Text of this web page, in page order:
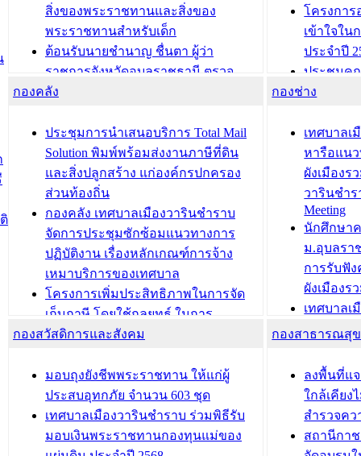
สิ่งของพระราชทานและสิ่งของ
พระราชทานสำหรับเด็ก
ต้อนรับนายชำนาญ ชื่นตา ผู้ว่า
ราชการจังหวัดอุบลราชธานี ตรวจ
ความเรียบร้อยของสถานที่ในการเตรี
องคมนตรี
สำนักทะเบียนท้องถิ่นเทศบาลเมือง
วารินชำราบ ดำเนินการมอบทะเบียน
บ้าน ทร.14 และบัตรประจำตัว
ประชาชนบุคคลประเภท 8 แก่บุคคลที่
ได้รับการเพิ่มชื่อในทะเบียนบ้าน
(ท.ร.14) กรณีคนไม่มีสัญชาติไทยได้รับ
อนุญาตให้มีถิ่นที่อยู่
ประชุมคณะกรรมการประเมินผลการ
ควบคุมภายในของ สำนัก/กอง/
โรงเรียน/ศูนย์พัฒนาเด็กเล็ก/สถานธนา
บทความ อื่นๆ ...
โครงกา
เข้าใจใน
ประจำปี
ประชุมค
ความเสี่ย
ประชุมที
ชีวา สร้า
ขับเคลื่อน
“เมืองแห่
บทความ อื่นๆ ...
กองคลัง
ประชุมการนำเสนอบริการ Total Mail
Solution พิมพ์พร้อมส่งงานภาษีที่ดิน
และสิ่งปลูกสร้าง แก่องค์กรปกครอง
ส่วนท้องถิ่น
กองคลัง เทศบาลเมืองวารินชำราบ
จัดการประชุมซักซ้อมแนวทางการ
ปฏิบัติงาน เรื่องหลักเกณฑ์การจ้าง
เหมาบริการของเทศบาล
โครงการเพิ่มประสิทธิภาพในการจัด
เก็บภาษี โดยใช้กลยุทธ์ ในการ
พัฒนาการจัดเก็บรายได้ ประจำปี พ.ศ.
เทศบาลเมืองวารินชำราบ ร่วมการ
ประชุมวิชาการระดับนานาชาติและ
นิทรรศการด้านนวัตกรรมท้องถิ่น 2568
และรับรางวัลทีมนักวิจัยดีเด่นจาก
นวัตกรรมโครงการทะเบียนภาษีป้าย
กองช่าง
เทศบาลเ
หารือแน
ผังเมืองร
วารินชำร
Meeting
นักศึกษา
ม.อุบลรา
การรับฟั
ผังเมืองร
เทศบาลเ
โครงการ
เทศบาล
รับฟังคว
ผังเมือง
วารินชำ
เทศบาล
กองสวัสดิการและสังคม
มอบถุงยังชีพพระราชทาน ให้แก่ผู้
ประสบอุทกภัย จำนวน 603 ชุด
เทศบาลเมืองวารินชำราบ ร่วมพิธีรับ
มอบเงินพระราชทานกองทุนแม่ของ
กองสาธารณสุ
ลงพื้นที่แ
ใกล้เคียง
สำรวจค
สถานีกา